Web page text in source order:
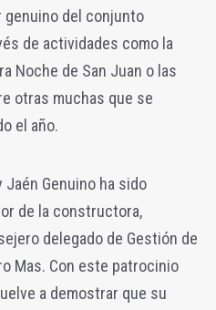
genuino del conjunto
de actividades como la
Noche de San Juan o las
otras muchas que se
el año.
Genuino ha sido
de la constructora,
delegado de Gestión de
Mas. Con este patrocinio
a demostrar que su